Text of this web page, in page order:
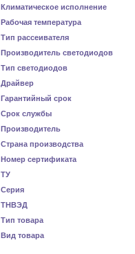
Климатическое исполнение
Рабочая температура
Тип рассеивателя
Производитель светодиодов
Тип светодиодов
Драйвер
Гарантийный срок
Срок службы
Производитель
Страна производства
Номер сертификата
ТУ
Серия
ТНВЭД
Тип товара
Вид товара